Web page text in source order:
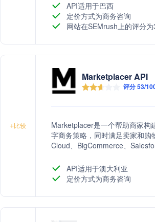
API适用于巴西
定价方式为商务咨询
网站在SEMrush上的评分
+比较
Marketplacer API
评分 53/
Marketplacer是一个帮助商家构
字商务策略，同时满足卖家和
Cloud、BigCommerce、
持，以促进商家的商业增长。
API适用于澳大利亚
定价方式为商务咨询